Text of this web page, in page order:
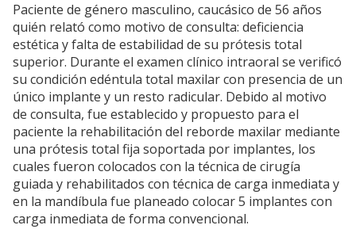
Paciente de género masculino, caucásico de 56 años
quién relató como motivo de consulta: deficiencia
estética y falta de estabilidad de su prótesis total
superior. Durante el examen clínico intraoral se verificó
su condición edéntula total maxilar con presencia de un
único implante y un resto radicular. Debido al motivo
de consulta, fue establecido y propuesto para el
paciente la rehabilitación del reborde maxilar mediante
una prótesis total fija soportada por implantes, los
cuales fueron colocados con la técnica de cirugía
guiada y rehabilitados con técnica de carga inmediata y
en la mandíbula fue planeado colocar 5 implantes con
carga inmediata de forma convencional.